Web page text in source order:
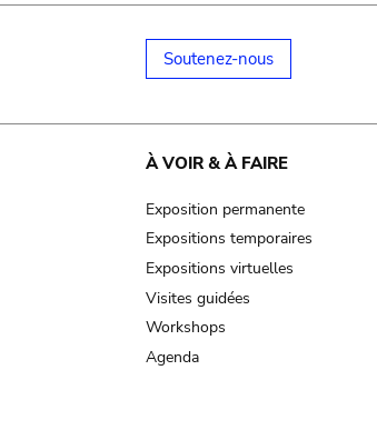
Soutenez-nous
À VOIR & À FAIRE
Exposition permanente
Expositions temporaires
Expositions virtuelles
Visites guidées
Workshops
Agenda